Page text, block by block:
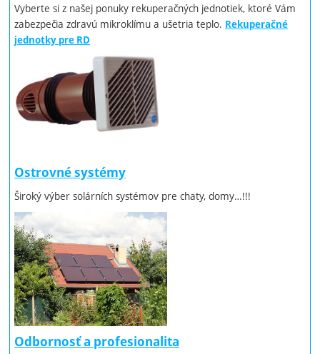
Vyberte si z našej ponuky rekuperačných jednotiek, ktoré Vám
zabezpečia zdravú mikroklímu a ušetria teplo. Rekuperačné
jednotky pre RD
Ostrovné systémy
Široký výber solárních systémov pre chaty, domy…!!!
Odbornosť a profesionalita